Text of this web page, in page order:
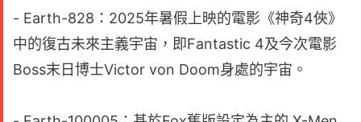
- Earth-828：2025年暑假上映的電影《神奇4俠》
中的復古未來主義宇宙，即Fantastic 4及今次電影
Boss末日博士Victor von Doom身處的宇宙。